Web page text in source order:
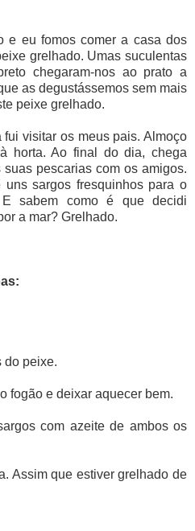
e eu fomos comer a casa dos
grelhado. Umas suculentas
chegaram-nos ao prato a
as degustássemos sem mais
peixe grelhado.
visitar os meus pais. Almoço
horta. Ao final do dia, chega
pescarias com os amigos.
sargos fresquinhos para o
sabem como é que decidi
a mar? Grelhado.
do peixe.
fogão e deixar aquecer bem.
com azeite de ambos os
Assim que estiver grelhado de